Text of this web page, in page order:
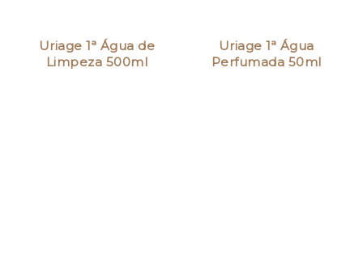
Uriage 1ª Água de
Limpeza 500ml
Uriage 1ª Água
Perfumada 50ml